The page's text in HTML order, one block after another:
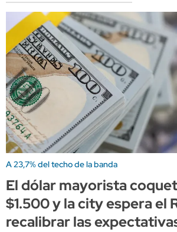
A 23,7% del techo de la banda
El dólar mayorista
$1.500 y la city espera el
recalibrar las